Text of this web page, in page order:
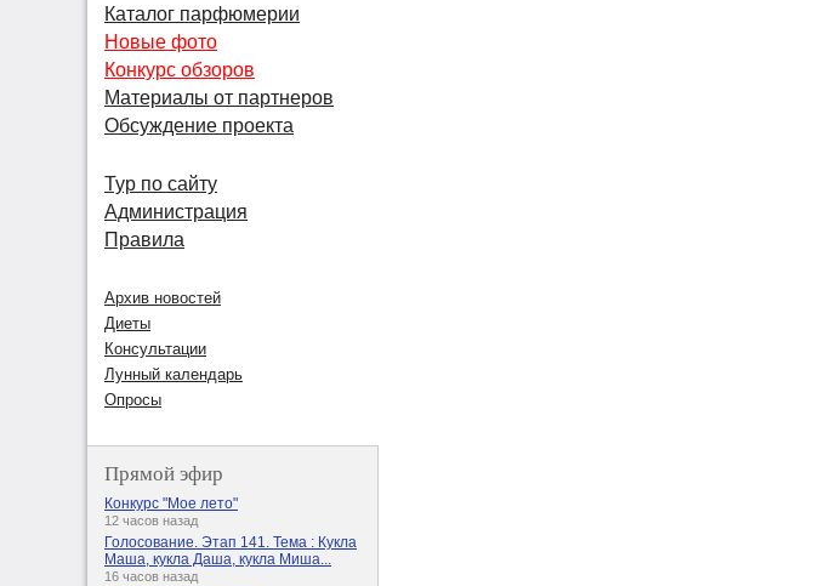
Каталог парфюмерии
Новые фото
Конкурс обзоров
Материалы от партнеров
Обсуждение проекта
Тур по сайту
Администрация
Правила
Архив новостей
Диеты
Консультации
Лунный календарь
Опросы
Прямой эфир
Конкурс "Мое лето"
12 часов назад
Голосование. Этап 141. Тема : Кукла
Маша, кукла Даша, кукла Миша...
16 часов назад